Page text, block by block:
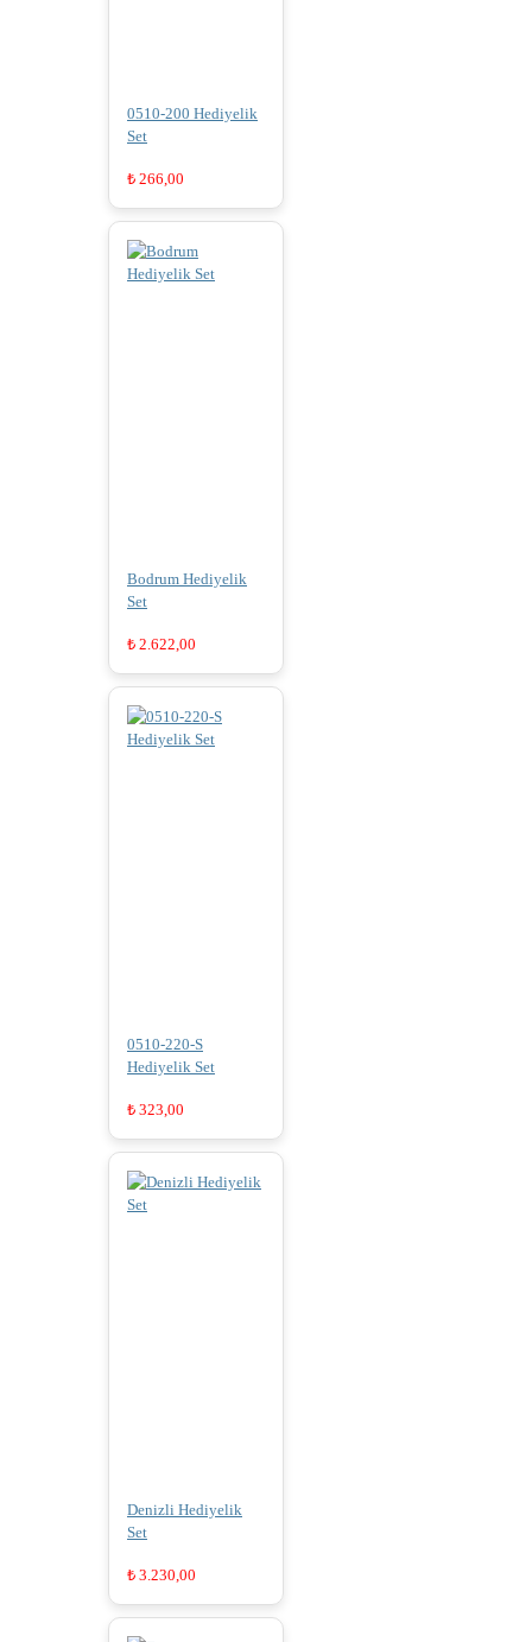
0510-200 Hediyelik
Set
₺ 266,00
Bodrum Hediyelik
Set
₺ 2.622,00
0510-220-S
Hediyelik Set
₺ 323,00
Denizli Hediyelik
Set
₺ 3.230,00